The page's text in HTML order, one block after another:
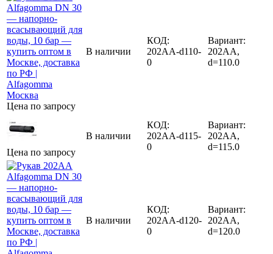
Цена по запросу
В наличии
КОД:
202AA-d110-
0
Вариант:
202AA,
d=110.0
Цена по запросу
В наличии
КОД:
202AA-d115-
0
Вариант:
202AA,
d=115.0
В наличии
КОД:
202AA-d120-
0
Вариант:
202AA,
d=120.0